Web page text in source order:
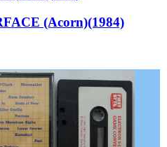
(Acorn)(1984)